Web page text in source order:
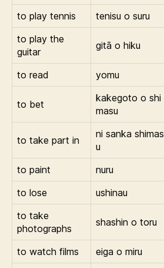
to play tennis
tenisu o suru
to play the
guitar
gitā o hiku
to read yomu
to bet
kakegoto o shi
masu
to take part in
ni sanka shimas
u
to paint nuru
to lose
ushinau
to take
photographs
shashin o toru
to watch films eiga o miru